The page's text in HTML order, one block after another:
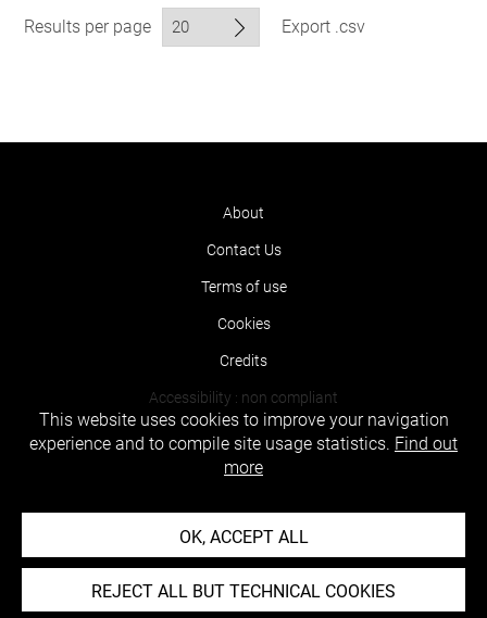
Results per page Export .csv
About
Contact Us
Terms of use
Cookies
Credits
Accessibility : non compliant
This website uses cookies to improve your navigation
experience and to compile site usage statistics. Find out
more
OK, ACCEPT ALL
REJECT ALL BUT TECHNICAL COOKIES